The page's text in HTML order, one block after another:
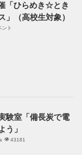
「ひらめき☆とき
」（高校生対象）
ント
験室「備長炭で電
う」
43181